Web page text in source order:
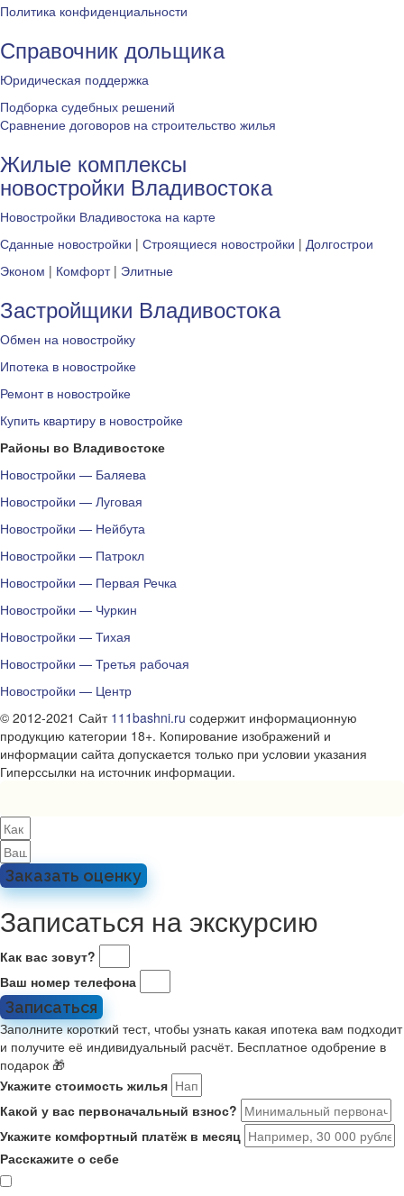
Политика конфиденциальности
Справочник дольщика
Юридическая поддержка
Подборка судебных решений
Сравнение договоров на строительство жилья
Жилые комплексы
новостройки Владивостока
Новостройки Владивостока на карте
Сданные новостройки | Строящиеся новостройки | Долгострои
Эконом | Комфорт| Элитные
Застройщики Владивостока
Обмен на новостройку
Ипотека в новостройке
Ремонт в новостройке
Купить квартиру в новостройке
Районы во Владивостоке
Новостройки — Баляева
Новостройки — Луговая
Новостройки — Нейбута
Новостройки — Патрокл
Новостройки — Первая Речка
Новостройки — Чуркин
Новостройки — Тихая
Новостройки — Третья рабочая
Новостройки — Центр
© 2012-2021 Сайт 111bashni.ru содержит информационную
продукцию категории 18+. Копирование изображений и
информации сайта допускается только при условии указания
Гиперссылки на источник информации.
Заказать оценку
Записаться на экскурсию
Как вас зовут?
Ваш номер телефона
Записаться
Заполните короткий тест, чтобы узнать какая ипотека вам подходит
и получите её индивидуальный расчёт. Бесплатное одобрение в
подарок 🎁
Укажите стоимость жилья
Какой у вас первоначальный взнос?
Укажите комфортный платёж в месяц
Расскажите о себе